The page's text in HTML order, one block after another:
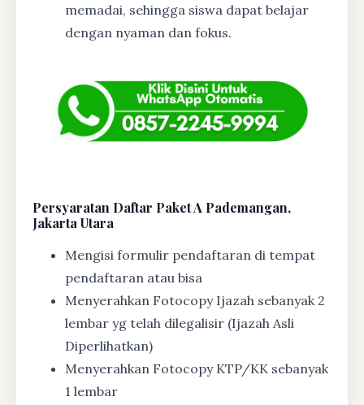
memadai, sehingga siswa dapat belajar
dengan nyaman dan fokus.
Persyaratan Daftar Paket A Pademangan,
Jakarta Utara
Mengisi formulir pendaftaran di tempat
pendaftaran atau bisa
Menyerahkan Fotocopy Ijazah sebanyak 2
lembar yg telah dilegalisir (Ijazah Asli
Diperlihatkan)
Menyerahkan Fotocopy KTP/KK sebanyak
1 lembar